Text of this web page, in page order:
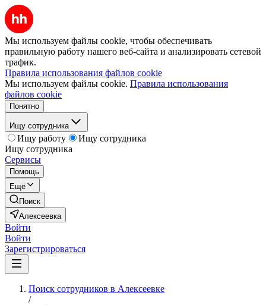
Мы используем файлы cookie, чтобы обеспечивать
правильную работу нашего веб-сайта и анализировать сетевой
трафик.
Правила использования файлов cookie
Мы используем файлы cookie. Правила использования
файлов cookie
Понятно
Ищу сотрудника
Ищу работу
Ищу сотрудника
Ищу сотрудника
Сервисы
Помощь
Ещё
Поиск
Алексеевка
Войти
Войти
Зарегистрироваться
Поиск сотрудников в Алексеевке
/